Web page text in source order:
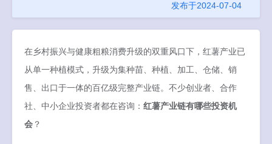
发布于2024-07-04
在乡村振兴与健康粗粮消费升级的双重风口下，红薯产业已
从单一种植模式，升级为集种苗、种植、加工、仓储、销
售、出口于一体的百亿级完整产业链。不少创业者、合作
社、中小企业投资者都在咨询： 红薯产业链有哪些投资机
会 ？